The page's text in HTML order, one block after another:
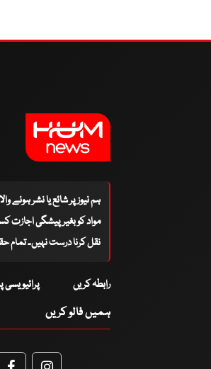
ہم نیوز پر شائع یا نشر ہونے
مواد کو بغیر پیشگی اجازت
نقل کرنا درست نہیں۔ تمام
رابطہ کریں پرائیویسی
ہمیں فالو کریں